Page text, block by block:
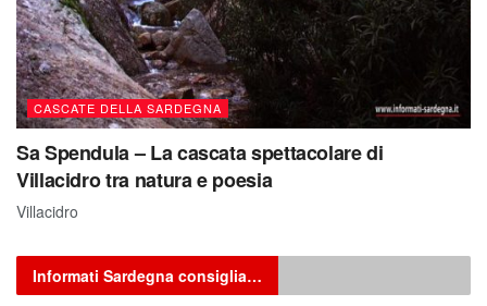
CASCATE DELLA SARDEGNA
Sa Spendula – La cascata spettacolare di
Villacidro tra natura e poesia
Villacidro
Informati Sardegna consiglia…